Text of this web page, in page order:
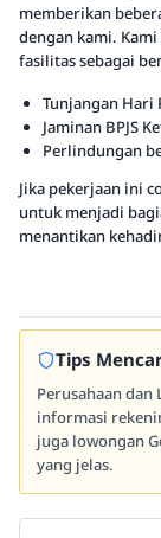
memberikan
dengan kami.
fasilitas sebagai
Tunjangan Hari
Jaminan BPJS
Perlindungan
Jika pekerjaan ini
untuk menjadi
menantikan
Tips
Perusahaan
informasi
juga lowongan
yang jelas.